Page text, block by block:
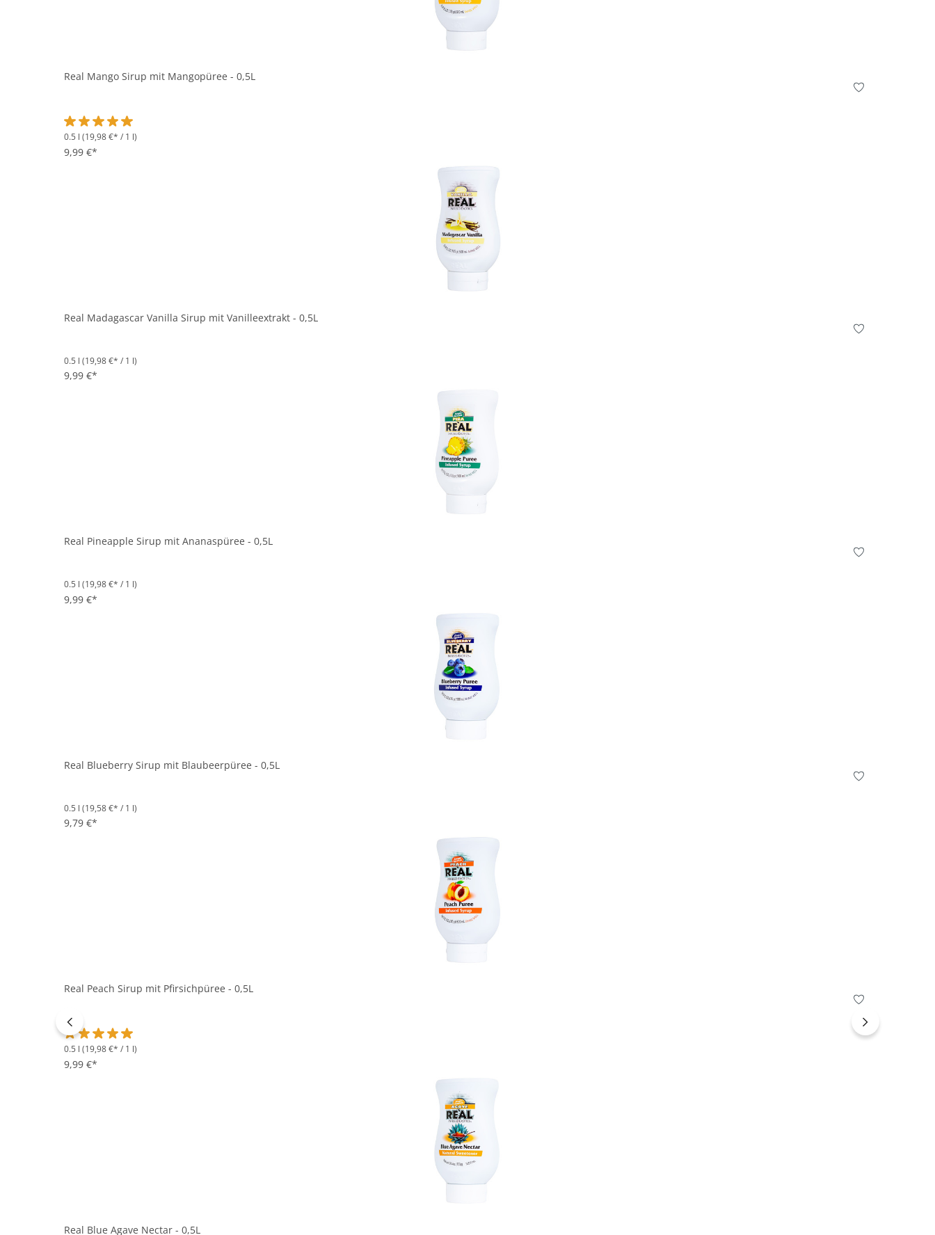
Real Mango Sirup mit Mangopüree - 0,5L
Durchschnittliche Bewertung von 5 von 5 Sternen
0.5 l (19,98 €* / 1 l)
9,99 €*
In den Korb
Real Madagascar Vanilla Sirup mit Vanilleextrakt - 0,5L
0.5 l (19,98 €* / 1 l)
9,99 €*
Real Pineapple Sirup mit Ananaspüree - 0,5L
0.5 l (19,98 €* / 1 l)
9,99 €*
In den Korb
Real Blueberry Sirup mit Blaubeerpüree - 0,5L
0.5 l (19,58 €* / 1 l)
9,79 €*
In den Korb
Real Peach Sirup mit Pfirsichpüree - 0,5L
Durchschnittliche Bewertung von 5 von 5 Sternen
0.5 l (19,98 €* / 1 l)
9,99 €*
In den Korb
Real Blue Agave Nectar - 0,5L